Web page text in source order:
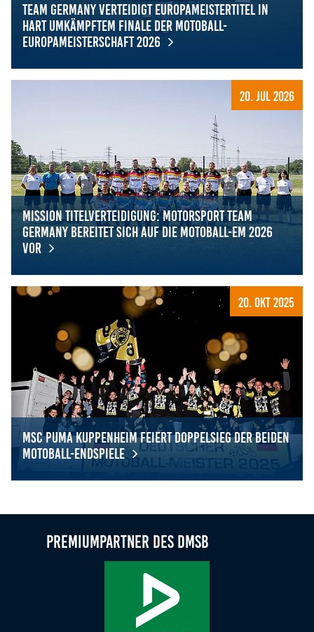
Team Germany verteidigt Europameistertitel in
hart umkämpftem Finale der Motoball-
Europameisterschaft 2026
Team Germany verteidigt Europameistertitel in hart
20. Jul 2026
Mission Titelverteidigung: Motorsport Team
Germany bereitet sich auf die Motoball-EM 2026
vor
Mission Titelverteidigung: Motorsport Team Germany
20. Okt 2025
MSC Puma Kuppenheim feiert Doppelsieg der beiden
Motoball-Endspiele
Premiumpartner des DMSB